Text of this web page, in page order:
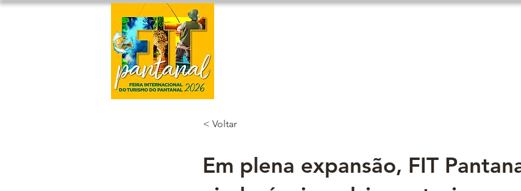
< Voltar
Em plena expansão, FIT